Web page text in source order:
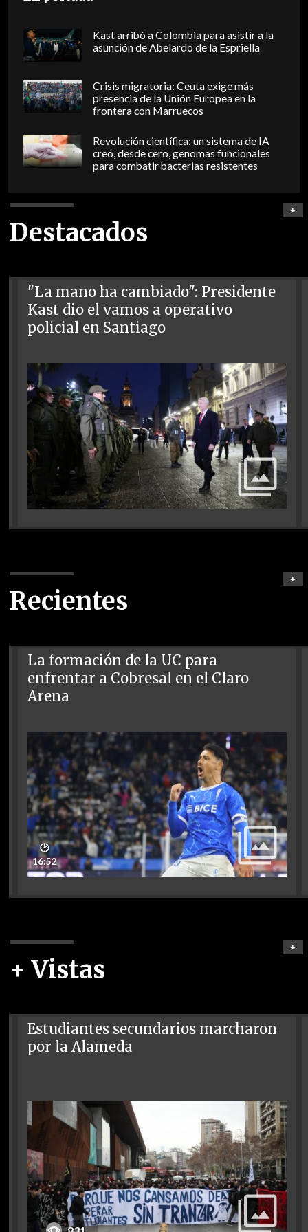
Kast arribó a Colombia para asistir a la
asunción de Abelardo de la Espriella
Crisis migratoria: Ceuta exige más
presencia de la Unión Europea en la
frontera con Marruecos
Revolución científica: un sistema de IA
creó, desde cero, genomas funcionales
para combatir bacterias resistentes
Destacados
+
"La mano ha cambiado": Presidente
Kast dio el vamos a operativo
policial en Santiago
Recientes
+
La formación de la UC para
enfrentar a Cobresal en el Claro
Arena
🕑
16:52
+ Vistas
+
Estudiantes secundarios marcharon
por la Alameda